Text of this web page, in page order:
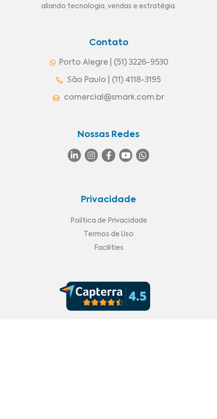
aliando tecnologia, vendas e estratégia.
Contato
Porto Alegre | (51) 3226-9530
São Paulo | (11) 4118-3195
comercial@smark.com.br
Nossas Redes
Privacidade
Política de Privacidade
Termos de Uso
Facilities